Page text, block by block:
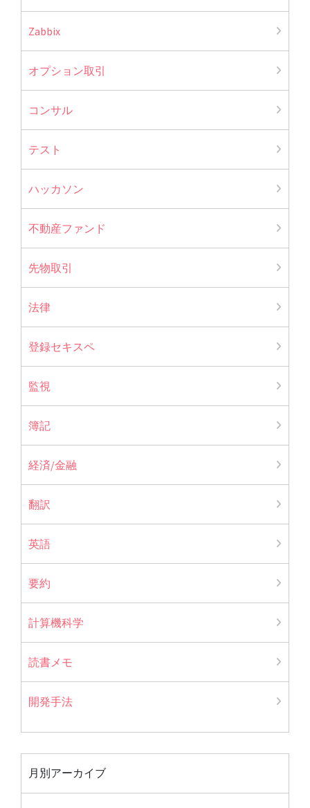
Zabbix
オプション取引
コンサル
テスト
ハッカソン
不動産ファンド
先物取引
法律
登録セキスペ
監視
簿記
経済/金融
翻訳
英語
要約
計算機科学
読書メモ
開発手法
月別アーカイブ